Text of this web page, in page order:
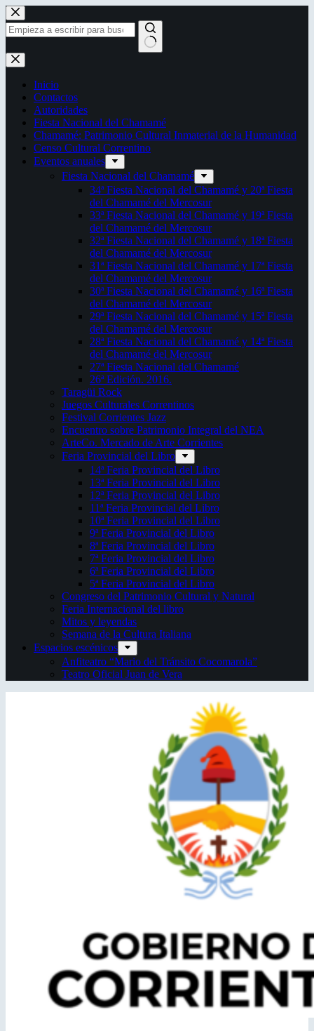
Saltar
al
contenido
Sin
resultados
Inicio
Contactos
Autoridades
Fiesta Nacional del Chamamé
Chamamé: Patrimonio Cultural Inmaterial de la Humanidad
Censo Cultural Correntino
Eventos anuales
Fiesta Nacional del Chamamé
34ª Fiesta Nacional del Chamamé y 20ª Fiesta
del Chamamé del Mercosur
33ª Fiesta Nacional del Chamamé y 19ª Fiesta
del Chamamé del Mercosur
32ª Fiesta Nacional del Chamamé y 18ª Fiesta
del Chamamé del Mercosur
31ª Fiesta Nacional del Chamamé y 17ª Fiesta
del Chamamé del Mercosur
30ª Fiesta Nacional del Chamamé y 16ª Fiesta
del Chamamé del Mercosur
29ª Fiesta Nacional del Chamamé y 15ª Fiesta
del Chamamé del Mercosur
28ª Fiesta Nacional del Chamamé y 14ª Fiesta
del Chamamé del Mercosur
27ª Fiesta Nacional del Chamamé
26ª Edición. 2016.
Taragüi Rock
Juegos Culturales Correntinos
Festival Corrientes Jazz
Encuentro sobre Patrimonio Integral del NEA
ArteCo. Mercado de Arte Corrientes
Feria Provincial del Libro
14ª Feria Provincial del Libro
13ª Feria Provincial del Libro
12ª Feria Provincial del Libro
11ª Feria Provincial del Libro
10ª Feria Provincial del Libro
9ª Feria Provincial del Libro
8ª Feria Provincial del Libro
7ª Feria Provincial del Libro
6ª Feria Provincial del Libro
5ª Feria Provincial del Libro
Congreso del Patrimonio Cultural y Natural
Feria Internacional del libro
Mitos y leyendas
Semana de la Cultura Italiana
Espacios escénicos
Anfiteatro “Mario del Tránsito Cocomarola”
Teatro Oficial Juan de Vera